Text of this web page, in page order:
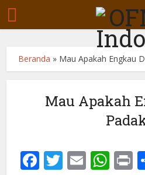
Beranda » Mau Apakah Engkau
Mau Apakah
Facebook
Twitter
Email